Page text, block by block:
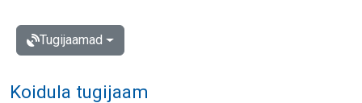
Tugijaamad
Koidula tugijaam